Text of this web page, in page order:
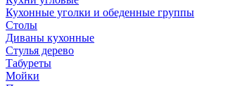
Кухонные уголки и обеденные группы
Столы
Диваны кухонные
Стулья дерево
Табуреты
Мойки